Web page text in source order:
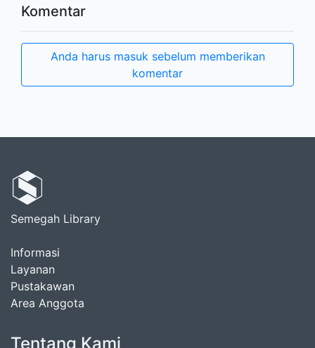
Komentar
Anda harus masuk sebelum memberikan
komentar
Semegah Library
Informasi
Layanan
Pustakawan
Area Anggota
Tentang Kami